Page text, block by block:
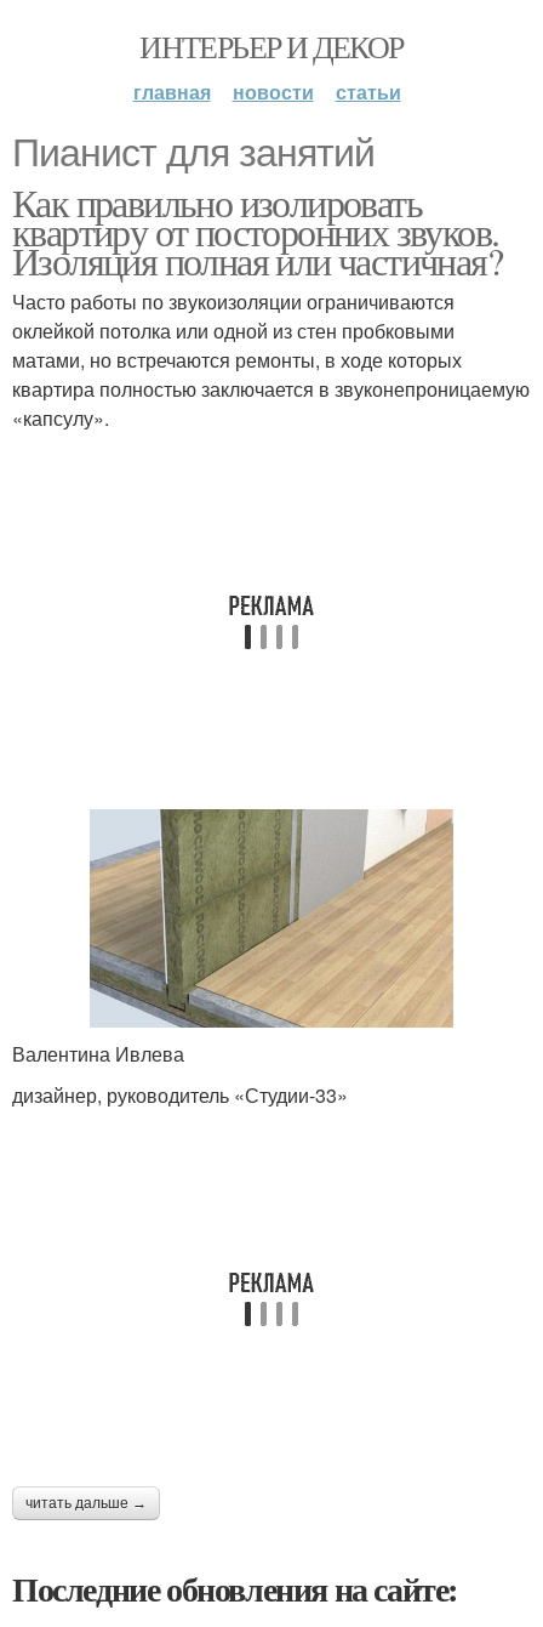
ИНТЕРЬЕР И ДЕКОР
главная новости статьи
Пианист для занятий
Как правильно изолировать
квартиру от посторонних звуков.
Изоляция полная или частичная?
Часто работы по звукоизоляции ограничиваются
оклейкой потолка или одной из стен пробковыми
матами, но встречаются ремонты, в ходе которых
квартира полностью заключается в звуконепроницаемую
«капсулу».
Валентина Ивлева
дизайнер, руководитель «Студии-33»
читать дальше →
Последние обновления на сайте: